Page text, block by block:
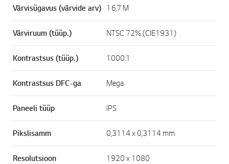
Värvisügavus (värvide arv) 16,7 M
Värviruum (tüüp.) NTSC 72% (CIE1931)
Kontrastsus (tüüp.) 1000:1
Kontrastsus DFC-ga Mega
Paneeli tüüp IPS
Pikslisamm 0,3114 x 0,3114 mm
Resolutsioon 1920 x 1080